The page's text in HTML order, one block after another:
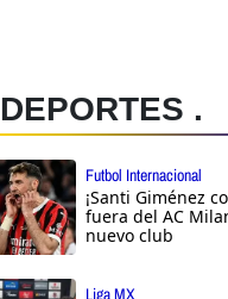
DEPORTES .
Futbol Internacional
¡Santi Giménez
fuera del AC
nuevo club
Liga MX